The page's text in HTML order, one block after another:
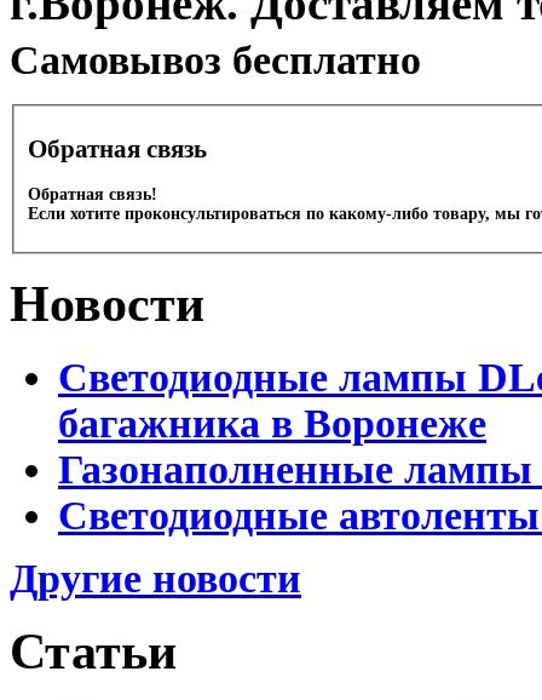
Cамовывоз бесплатно
Обратная связь
Обратная связь!
Если хотите проконсультироваться по какому-либо товару, мы
Новости
Светодиодные лампы
багажника в Воронеже
Газонаполненные
Светодиодные
Другие новости
Статьи